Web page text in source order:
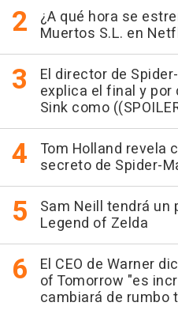
¿A qué hora se
Muertos S.L. en
El director de
explica el final y por
Sink como
Tom Holland revela
secreto de Spider-
Sam Neill tendrá un
Legend of Zelda
El CEO de Warner
of Tomorrow "es
cambiará de rumbo